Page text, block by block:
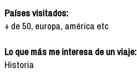
Países visitados:
+ de 50, europa, américa etc
Lo que más me interesa de un viaje:
Historia